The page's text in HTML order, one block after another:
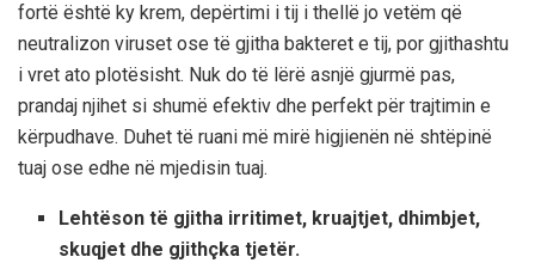
fortë është ky krem, depërtimi i tij i thellë jo vetëm që
neutralizon viruset ose të gjitha bakteret e tij, por gjithashtu
i vret ato plotësisht. Nuk do të lërë asnjë gjurmë pas,
prandaj njihet si shumë efektiv dhe perfekt për trajtimin e
kërpudhave. Duhet të ruani më mirë higjienën në shtëpinë
tuaj ose edhe në mjedisin tuaj.
Lehtëson të gjitha irritimet, kruajtjet, dhimbjet,
skuqjet dhe gjithçka tjetër.